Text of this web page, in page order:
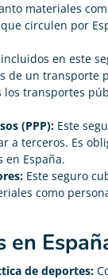
materiales
circulen por
en este
de un transporte
transportes
(PPP): Este
a terceros. Es
España.
Este seguro
como
de deportes: